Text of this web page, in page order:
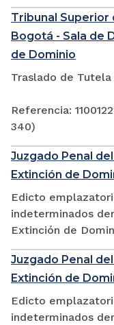
Tribunal Superior
Bogotá - Sala de
de Dominio
Traslado de Tutela
Referencia:
340)
Juzgado Penal
Extinción de
Edicto
indeterminados
Extinción de
Juzgado Penal
Extinción de
Edicto
indeterminados